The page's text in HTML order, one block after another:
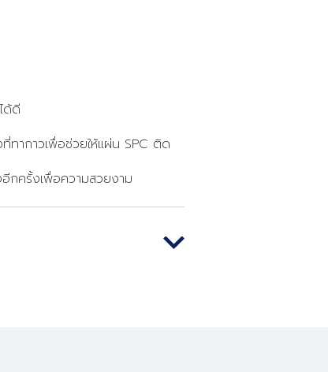
ด้ดี
ากาวเพื่อช่วยให้แผ่น SPC ติด
กครั้งเพื่อความสวยงาม